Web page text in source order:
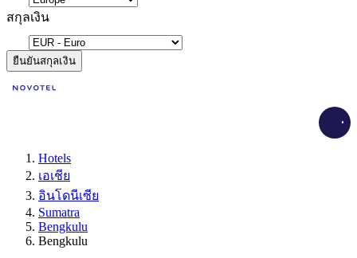
สกุลเงิน
ยืนยันสกุลเงิน
Hotels
เอเชีย
อินโดนีเซีย
Sumatra
Bengkulu
Bengkulu